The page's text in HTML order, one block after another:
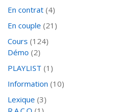
En contrat (4)
En couple (21)
Cours (124)
Démo (2)
PLAYLIST (1)
Information (10)
Lexique (3)